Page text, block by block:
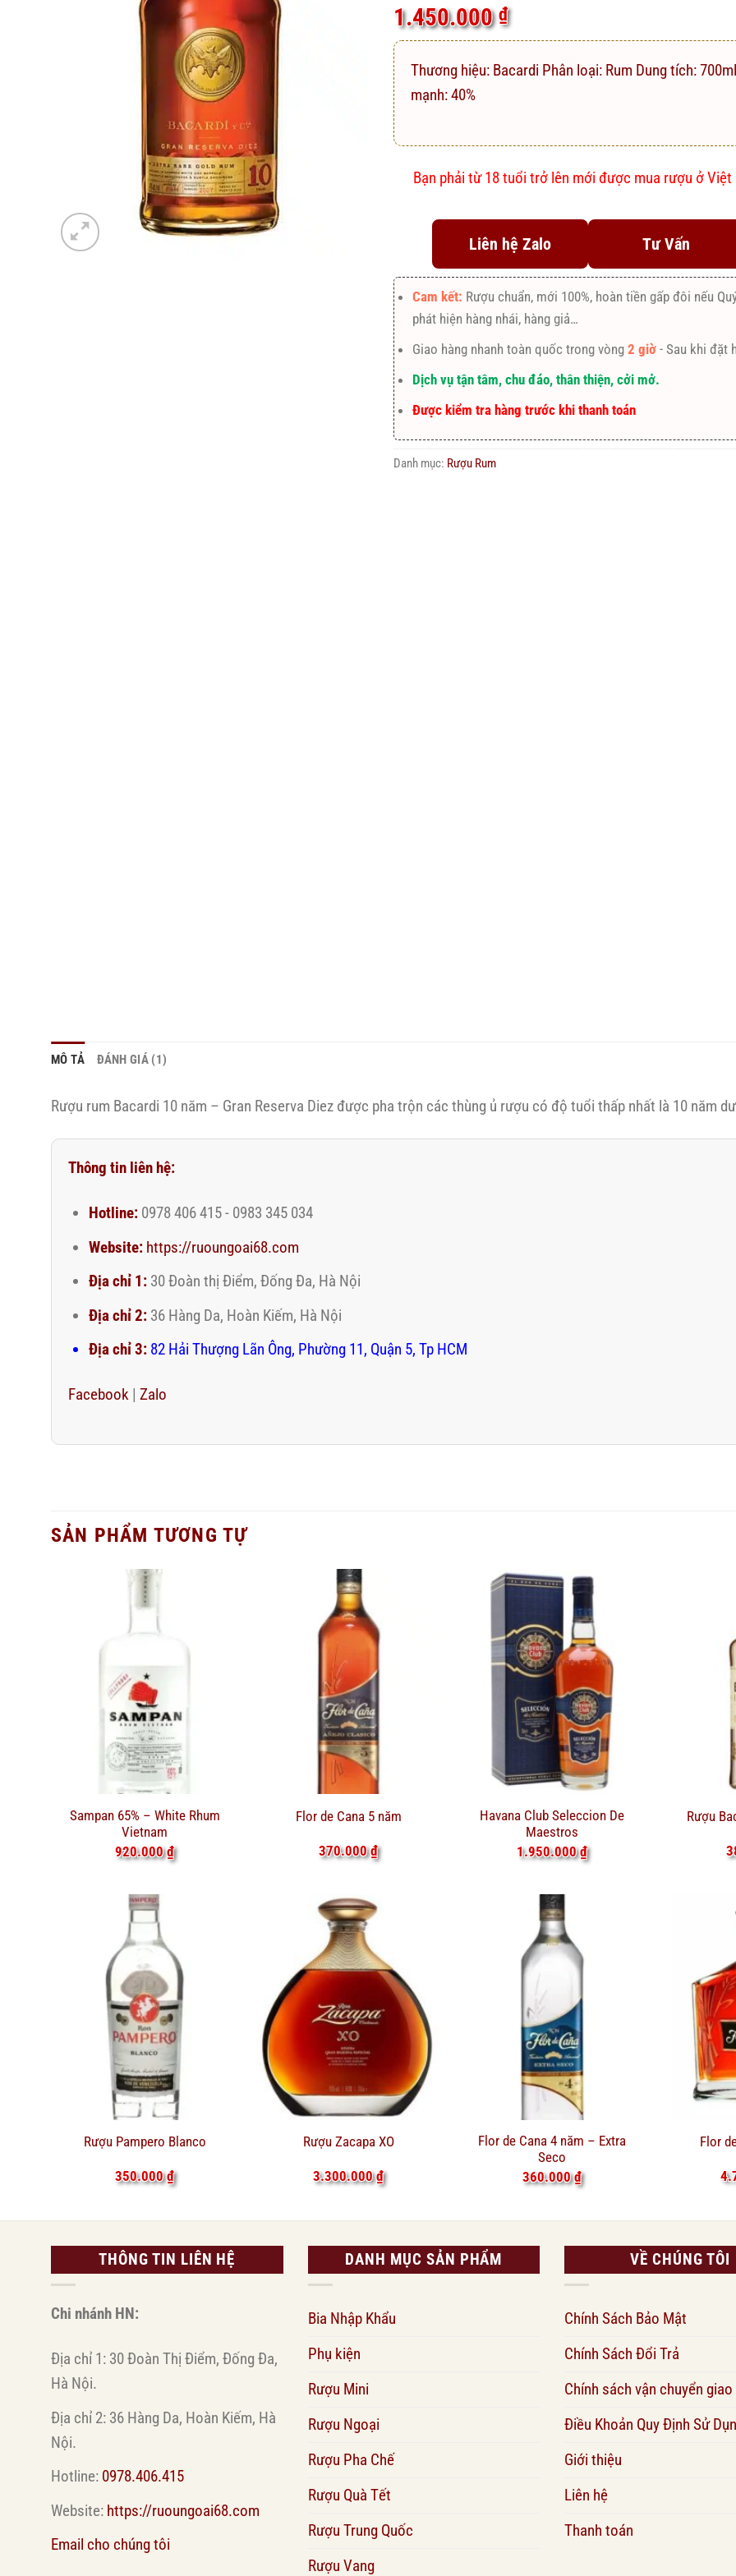
dựa trên
đánh giá
1.450.000₫
Thương hiệu: Bacardi Phân loại: Rum Dung tích:
mạnh: 40%
Bạn phải từ 18 tuổi trở lên mới được mua rượu ở Việt
Liên hệ Zalo Tư Vấn
Cam kết: Rượu chuẩn, mới 100%, hoàn tiền gấp đôi nếu
phát hiện hàng nhái, hàng giả…
Giao hàng nhanh toàn quốc trong vòng 2 giờ- Sau khi đặt
Dịch vụ tận tâm, chu đáo, thân thiện, cởi mở.
Được kiểm tra hàng trước khi thanh toán
Danh mục: Rượu Rum
MÔ TẢ ĐÁNH GIÁ (1)
Rượu rum Bacardi 10 năm – Gran Reserva Diez được pha trộn các thùng ủ rượu có độ tuổi thấp nhất là 10 năm
Thông tin liên hệ:
Hotline:0978 406 415 - 0983 345 034
Website: https://ruoungoai68.com
Địa chỉ 1:30 Đoàn thị Điểm, Đống Đa, Hà Nội
Địa chỉ 2:36 Hàng Da, Hoàn Kiếm, Hà Nội
Địa chỉ 3:82 Hải Thượng Lãn Ông, Phường 11, Quận 5, Tp HCM
Facebook | Zalo
SẢN PHẨM TƯƠNG TỰ
Sampan 65% – White Rhum
Vietnam
920.000₫
Flor de Cana 5 năm
370.000₫
Havana Club Seleccion De
Maestros
1.950.000₫
Rượu
Rượu Pampero Blanco
350.000₫
Rượu Zacapa XO
3.300.000₫
Flor de Cana 4 năm – Extra
Seco
360.000₫
Flor
THÔNG TIN LIÊN HỆ
Chi nhánh HN:
Địa chỉ 1: 30 Đoàn Thị Điểm, Đống Đa,
Hà Nội.
Địa chỉ 2: 36 Hàng Da, Hoàn Kiếm, Hà
Nội.
Hotline: 0978.406.415
Website: https://ruoungoai68.com
Email cho chúng tôi
DANH MỤC SẢN PHẨM
Bia Nhập Khẩu
Phụ kiện
Rượu Mini
Rượu Ngoại
Rượu Pha Chế
Rượu Quà Tết
Rượu Trung Quốc
Rượu Vang
VỀ CHÚNG TÔI
Chính Sách Bảo Mật
Chính Sách Đổi Trả
Chính sách vận chuyển giao
Điều Khoản Quy Định Sử
Giới thiệu
Liên hệ
Thanh toán